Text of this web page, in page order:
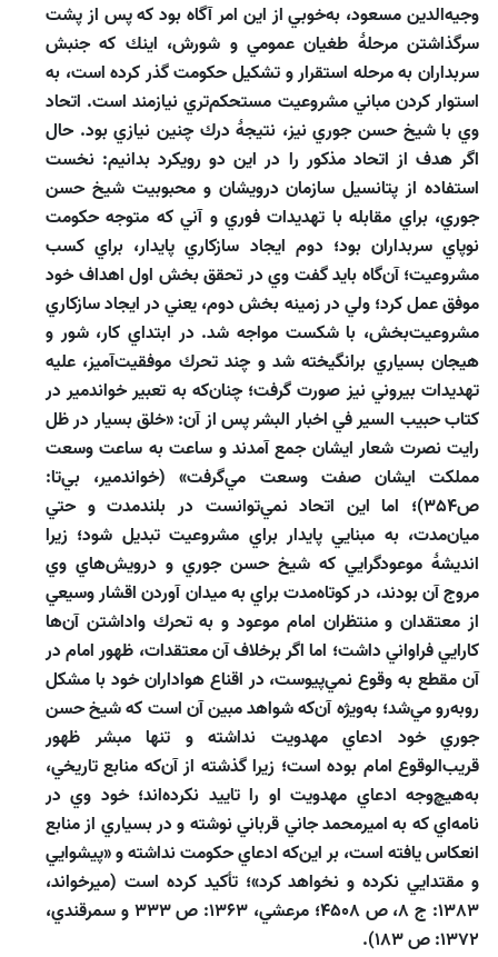
وجيه‌الدين مسعود، به‌خوبي از اين امر آگاه بود كه پس از پشت
سرگذاشتن مرحلۀ طغيان عمومي و شورش، اينك كه جنبش
سربداران به مرحله استقرار و تشكيل حكومت گذر كرده است، به
استوار كردن مباني مشروعيت مستحكم‌تري نيازمند است. اتحاد
وي با شيخ حسن جوري نيز، نتيجۀ درك چنين نيازي بود. حال
اگر هدف از اتحاد مذكور را در اين دو رويكرد بدانيم: نخست
استفاده از پتانسيل سازمان درويشان و محبوبيت شيخ حسن
جوري، براي مقابله با تهديدات فوري و آني كه متوجه حكومت
نوپاي سربداران بود؛ دوم ايجاد سازكاري پايدار، براي كسب
مشروعيت؛ آن‌گاه بايد گفت وي در تحقق بخش اول اهداف خود
موفق عمل كرد؛ ولي در زمينه بخش دوم، يعني در ايجاد سازكاري
مشروعيت‌بخش، با شكست مواجه شد. در ابتداي كار، شور و
هيجان بسياري برانگيخته شد و چند تحرك موفقيت‌آميز، عليه
تهديدات بيروني نيز صورت گرفت؛ چنان‌كه به تعبير خواندمير در
كتاب حبيب السير في اخبار البشر پس از آن: «خلق بسيار در ظل
رايت نصرت شعار ايشان جمع آمدند و ساعت به ساعت وسعت
مملكت ايشان صفت وسعت مي‌گرفت» (خواندمير، بي‌تا:
ص354)؛ اما اين اتحاد نمي‌توانست در بلندمدت و حتي
ميان‌مدت، به مبنايي پايدار براي مشروعيت تبديل شود؛ زيرا
انديشۀ موعودگرايي كه شيخ حسن جوري و درويش‌هاي وي
مروج آن بودند، در كوتاه‌مدت براي به ميدان ‌آوردن اقشار وسيعي
از معتقدان و منتظران امام موعود و به تحرك ‌واداشتن آن‌ها
كارايي فراواني داشت؛ اما اگر برخلاف آن معتقدات، ظهور امام در
آن مقطع به وقوع نمي‌پيوست، در اقناع هواداران خود با مشكل
روبه‌رو مي‌شد؛ به‌ويژه آن‌كه شواهد مبين آن است كه شيخ حسن
جوري خود ادعاي مهدويت نداشته و تنها مبشر ظهور
قريب‌الوقوع امام بوده است؛ زيرا گذشته از آن‌كه منابع تاريخي،
به‌هيچ‌وجه ادعاي مهدويت او را تاييد نكرده‌اند؛ خود وي در
نامه‌اي كه به اميرمحمد جاني ‌قرباني نوشته و در بسياري از منابع
انعكاس يافته است، بر اين‌‌كه ادعاي حكومت نداشته و «پيشوايي
و مقتدايي نكرده و نخواهد كرد»؛ تأكيد كرده است (ميرخواند،
1383: ج 8، ص 4508؛ مرعشي، 1363: ص 333 و سمرقندي،
1372: ص 183).